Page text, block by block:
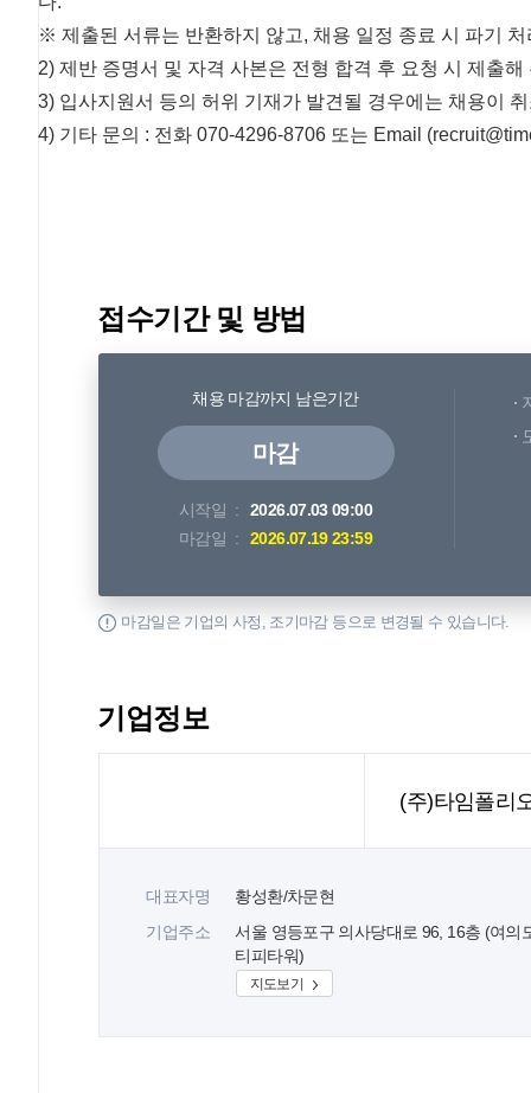
※ 제출된 서류는 반환하지 않고, 채용 일정 종료 시 파기
2) 제반 증명서 및 자격 사본은 전형 합격 후 요청 시 제출해
3) 입사지원서 등의 허위 기재가 발견될 경우에는 채용이
4) 기타 문의 : 전화 070-4296-8706 또는 Email
접수기간 및 방법
채용 마감까지 남은기간
마감
시작일
2026.07.03 09:00
마감일
2026.07.19 23:59
마감일은 기업의 사정, 조기마감 등으로 변경될 수 있습니다.
기업정보
(주)타임폴리
대표자명
황성환/차문현
기업주소
서울 영등포구 의사당대로 96, 16층 (여의
티피타워)
지도보기